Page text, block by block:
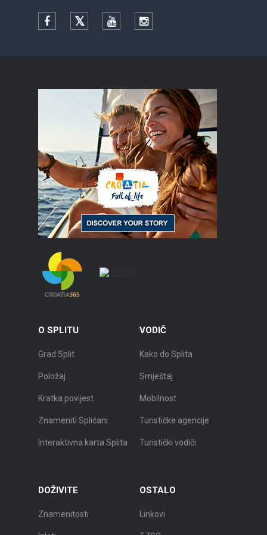
Facebook TwitterYouTubeInstagram
O SPLITU
Grad Split
Položaj
Kratka povijest
Znameniti Splićani
Interaktivna karta Splita
VODIČ
Kako do Splita
Smještaj
Mobilnost
Turističke agencije
Turistički vodiči
DOŽIVITE
Znamenitosti
OSTALO
Linkovi